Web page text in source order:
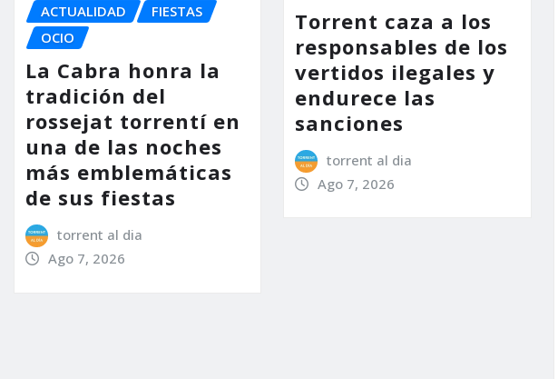
ACTUALIDAD
FIESTAS
OCIO
La Cabra honra la
tradición del
rossejat torrentí en
una de las noches
más emblemáticas
de sus fiestas
torrent al dia
Ago 7, 2026
Torrent caza a los
responsables de los
vertidos ilegales y
endurece las
sanciones
torrent al dia
Ago 7, 2026